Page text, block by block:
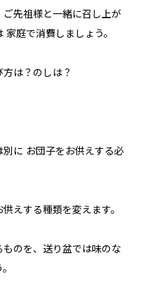
先祖様と一緒に召し上が
庭で消費しましょう。
は？のしは？
に お団子をお供えする必
えする種類を変えます。
のを、送り盆では味のな